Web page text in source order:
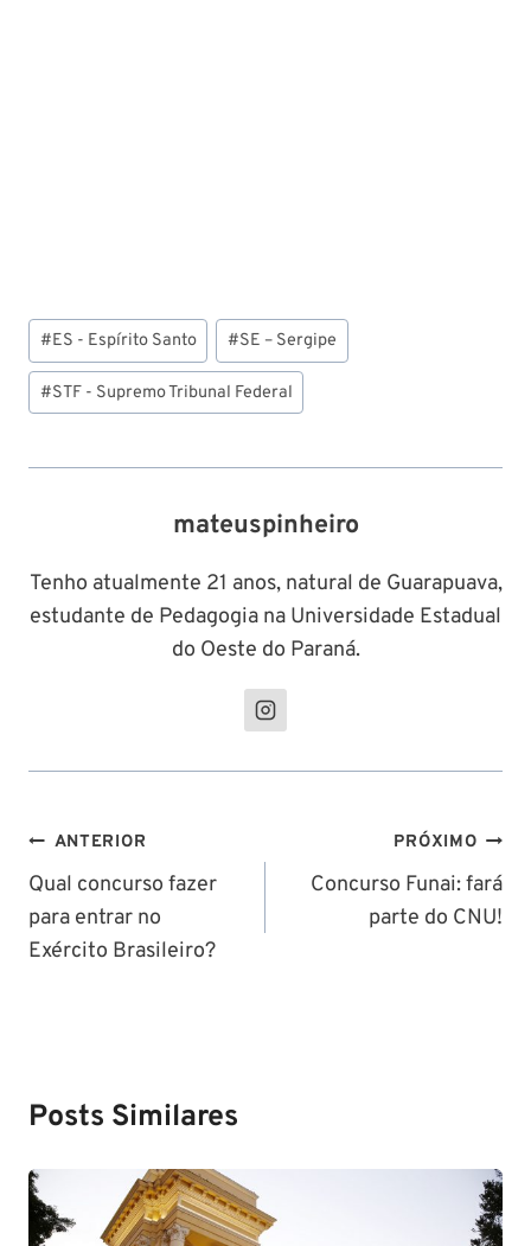
Tags
do
Post:
#ES - Espírito Santo #SE – Sergipe
#STF - Supremo Tribunal Federal
mateuspinheiro
Tenho atualmente 21 anos, natural de Guarapuava,
estudante de Pedagogia na Universidade Estadual
do Oeste do Paraná.
Navegação
de
Post
ANTERIOR
Qual concurso fazer
para entrar no
Exército Brasileiro?
PRÓXIMO
Concurso Funai: fará
parte do CNU!
Posts Similares